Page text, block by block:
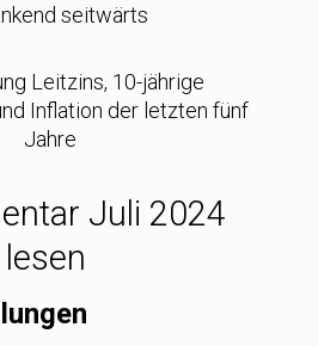
seitwärts
Juli 2024